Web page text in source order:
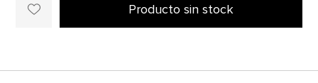
Producto sin stock